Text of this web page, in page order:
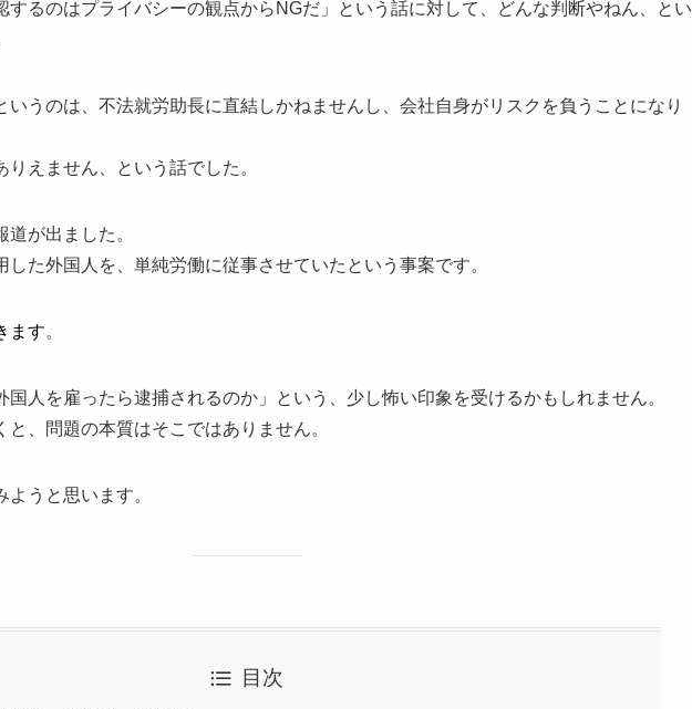
するのはプライバシーの観点からNGだ」という話に対して、どんな判断やねん、とい
いうのは、不法就労助長に直結しかねませんし、会社自身がリスクを負うことになり
えません、という話でした。
が出ました。
た外国人を、単純労働に従事させていたという事案です。
ます。
国人を雇ったら逮捕されるのか」という、少し怖い印象を受けるかもしれません。
、問題の本質はそこではありません。
うと思います。
目次